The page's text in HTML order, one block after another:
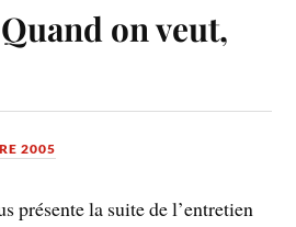
on veut,
2005
présente la suite de l’entretien